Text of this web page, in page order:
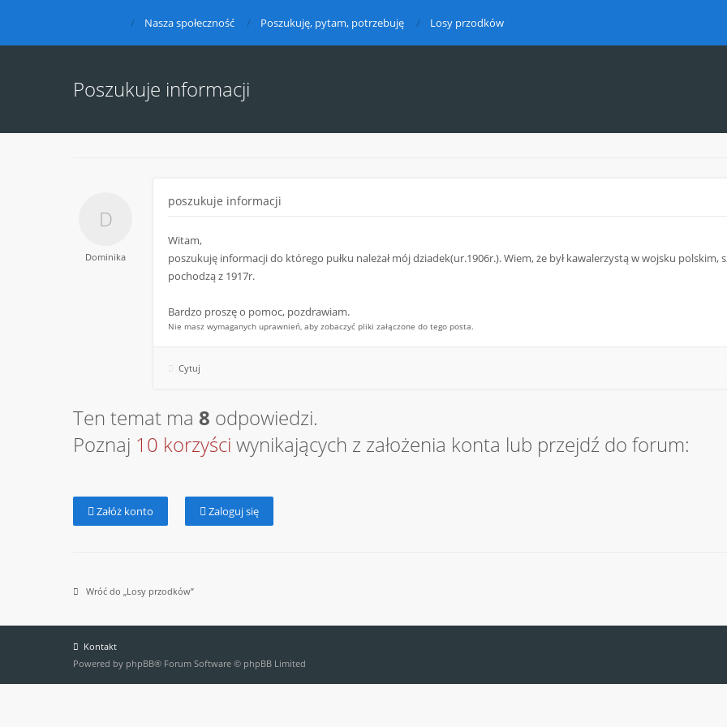
Nasza społeczność Poszukuję, pytam, potrzebuję Losy przodków
Poszukuje informacji
Dominika
poszukuje informacji
Witam,
poszukuję informacji do którego pułku należał mój dziadek(ur.1906r.). Wiem, że był kawalerzystą w wojsku polskim,
pochodzą z 1917r.
Bardzo proszę o pomoc, pozdrawiam.
Nie masz wymaganych uprawnień, aby zobaczyć pliki załączone do tego posta.
Cytuj
Ten temat ma 8 odpowiedzi.
Poznaj 10 korzyści wynikających z założenia konta lub przejdź do forum:
Załóż konto Zaloguj się
Wróć do „Losy przodków”
Kontakt
Powered by phpBB® Forum Software © phpBB Limited